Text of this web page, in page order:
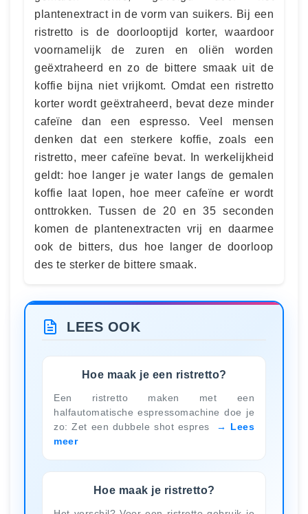
plantenextract in de vorm van suikers. Bij een
ristretto is de doorlooptijd korter, waardoor
voornamelijk de zuren en oliën worden
geëxtraheerd en zo de bittere smaak uit de
koffie bijna niet vrijkomt. Omdat een ristretto
korter wordt geëxtraheerd, bevat deze minder
cafeïne dan een espresso. Veel mensen
denken dat een sterkere koffie, zoals een
ristretto, meer cafeïne bevat. In werkelijkheid
geldt: hoe langer je water langs de gemalen
koffie laat lopen, hoe meer cafeïne er wordt
onttrokken. Tussen de 20 en 35 seconden
komen de plantenextracten vrij en daarmee
ook de bitters, dus hoe langer de doorloop
des te sterker de bittere smaak.
LEES OOK
Hoe maak je een ristretto?
Een ristretto maken met een
halfautomatische espressomachine doe je
zo: Zet een dubbele shot espres
Lees
meer
Hoe maak je ristretto?